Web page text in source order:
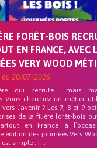
FORÊT-BOIS
EN FRANCE, AVEC
VERY WOOD
du 20/07/2026
qui recrute… mais
Vous cherchez un métier
l’avenir ? Les 7, 8 et 9
de la filière forêt-bois
en France à
édition des journées Very
est simple : f...